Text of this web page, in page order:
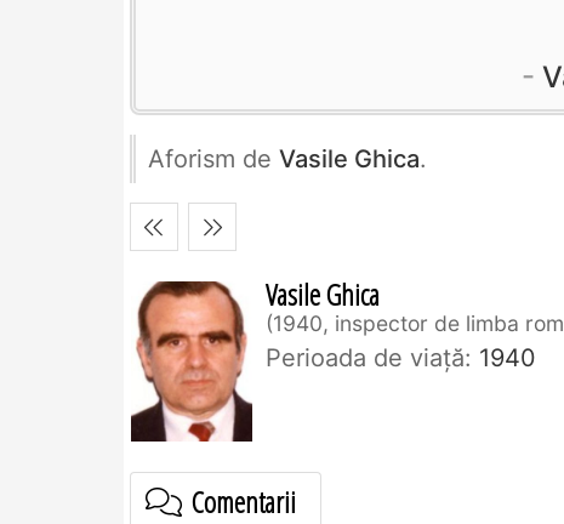
Aforism de Vasile Ghica.
Vasile Ghica
1940, inspector de limba
Perioada de viaţă: 1940
Comentarii